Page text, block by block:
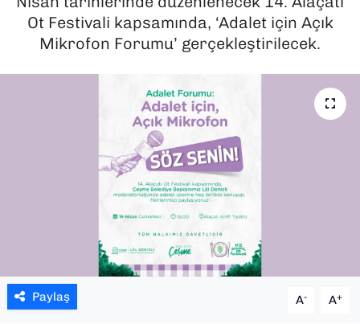
Ot Festivali kapsamında, ‘Adalet için Açık
Mikrofon Forumu’ gerçekleştirilecek.
Paylaş A- A+
SAĞLIK
YEREL YÖNETİMLER